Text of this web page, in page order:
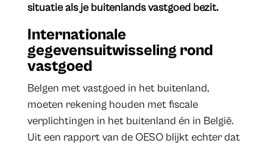
situatie als je buitenlands vastgoed bezit.
​Internationale
gegevensuitwisseling rond
vastgoed
Belgen met vastgoed in het buitenland,
moeten rekening houden met fiscale
verplichtingen in het buitenland én in België.
Uit een rapport van de OESO blijkt echter dat